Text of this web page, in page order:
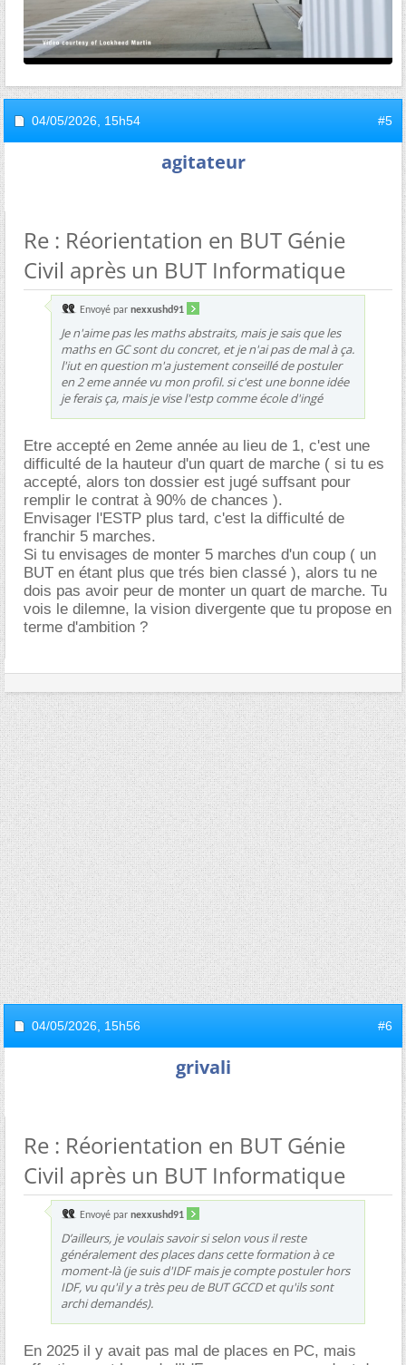
04/05/2026, 15h54 #5
agitateur
Re : Réorientation en BUT Génie
Civil après un BUT Informatique
Envoyé par nexxushd91
Je n'aime pas les maths abstraits, mais je sais que les
maths en GC sont du concret, et je n'ai pas de mal à ça.
l'iut en question m'a justement conseillé de postuler
en 2 eme année vu mon profil. si c'est une bonne idée
je ferais ça, mais je vise l'estp comme école d'ingé
Etre accepté en 2eme année au lieu de 1, c'est une
difficulté de la hauteur d'un quart de marche ( si tu es
accepté, alors ton dossier est jugé suffsant pour
remplir le contrat à 90% de chances ).
Envisager l'ESTP plus tard, c'est la difficulté de
franchir 5 marches.
Si tu envisages de monter 5 marches d'un coup ( un
BUT en étant plus que trés bien classé ), alors tu ne
dois pas avoir peur de monter un quart de marche. Tu
vois le dilemne, la vision divergente que tu propose en
terme d'ambition ?
04/05/2026, 15h56 #6
grivali
Re : Réorientation en BUT Génie
Civil après un BUT Informatique
Envoyé par nexxushd91
D’ailleurs, je voulais savoir si selon vous il reste
généralement des places dans cette formation à ce
moment-là (je suis d'IDF mais je compte postuler hors
IDF, vu qu'il y a très peu de BUT GCCD et qu'ils sont
archi demandés).
En 2025 il y avait pas mal de places en PC, mais